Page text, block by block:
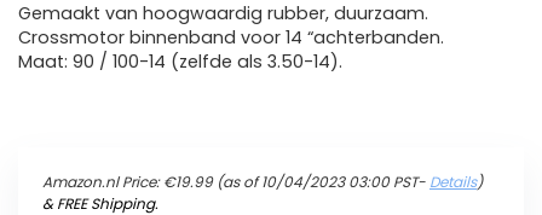
Gemaakt van hoogwaardig rubber, duurzaam.
Crossmotor binnenband voor 14 “achterbanden.
Maat: 90 / 100-14 (zelfde als 3.50-14).
Amazon.nl Price:€19.99(as of 10/04/2023 03:00 PST- Details)
&FREE Shipping.